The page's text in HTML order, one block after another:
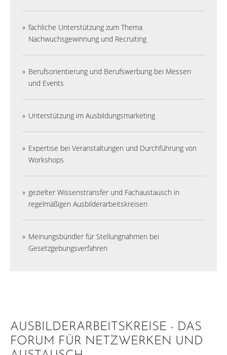
fachliche Unterstützung zum Thema
Nachwuchsgewinnung und Recruiting
Berufsorientierung und Berufswerbung bei Messen
und Events
Unterstützung im Ausbildungsmarketing
Expertise bei Veranstaltungen und Durchführung von
Workshops
gezielter Wissenstransfer und Fachaustausch in
regelmäßigen Ausbilderarbeitskreisen
Meinungsbündler für Stellungnahmen bei
Gesetzgebungsverfahren
AUSBILDERARBEITSKREISE - DAS
FORUM FÜR NETZWERKEN UND